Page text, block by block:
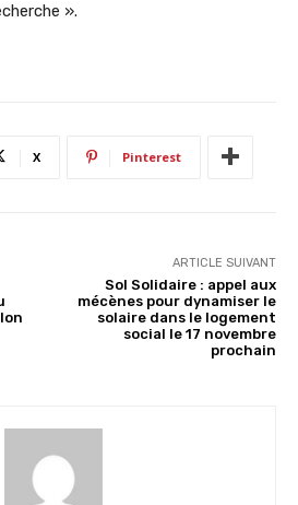
».
X Pinterest
ARTICLE SUIVANT
Sol Solidaire : appel aux
mécènes pour dynamiser le
solaire dans le logement
social le 17 novembre
prochain